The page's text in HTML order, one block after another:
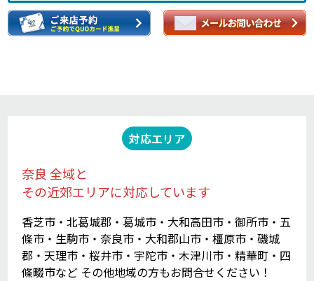
対応エリア
奈良 全域と
その近郊エリアに対応しています
香芝市・北葛城郡・葛城市・大和高田市・御所市・五
條市・生駒市・奈良市・大和郡山市・橿原市・磯城
郡・天理市・桜井市・宇陀市・木津川市・精華町・四
條畷市など その他地域の方もお問合せください！